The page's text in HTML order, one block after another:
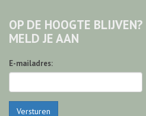
OP DE HOOGTE BLIJVEN?
MELD JE AAN
E-mailadres:
Versturen